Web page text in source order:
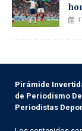
Pirámide
de Periodismo
Periodistas